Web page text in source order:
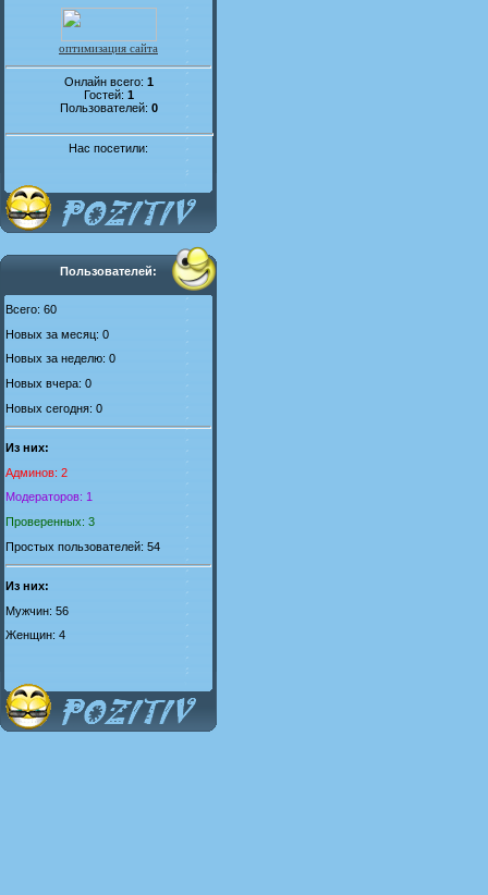
оптимизация сайта
Онлайн всего: 1
Гостей: 1
Пользователей: 0
Нас посетили:
Пользователей:
Всего: 60
Новых за месяц: 0
Новых за неделю: 0
Новых вчера: 0
Новых сегодня: 0
Из них:
Админов: 2
Модераторов: 1
Проверенных: 3
Простых пользователей: 54
Из них:
Мужчин: 56
Женщин: 4